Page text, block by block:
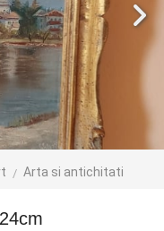
Arta si antichitati